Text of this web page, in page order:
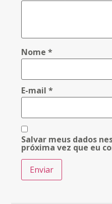
Nome*
E-mail*
Salvar meus dados
próxima vez que eu